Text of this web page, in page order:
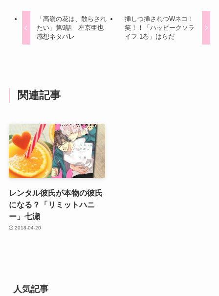
「高嶺の花は、散らされ
たい」第9話 左京亜也
感想ネタバレ
挿しつ挿されつWネコ！
笑！！「ハッピークソラ
イフ 1巻」はらだ
関連記事
レンタル彼氏が本物の彼氏
になる？「リミットハニ
ー」七瀬
2018-04-20
人気記事